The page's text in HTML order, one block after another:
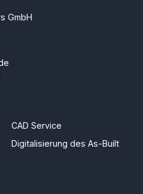
GmbH
CAD Service
Digitalisierung des As-Built